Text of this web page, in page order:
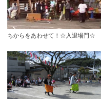
ちからをあわせて！☆入退場門☆